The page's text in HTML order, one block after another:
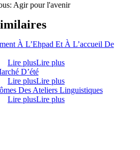
Agir pour l'avenir
À L’Ehpad Et À L’accueil De
Lire plusLire plus
D’été
Lire plusLire plus
Des Ateliers Linguistiques
Lire plusLire plus